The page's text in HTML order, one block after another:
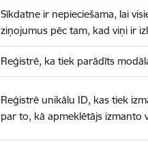
Sīkdatne ir nepieciešama, lai
ziņojumus pēc tam, kad viņi ir
Reģistrē, ka tiek parādīts
Reģistrē unikālu ID, kas tiek
par to, kā apmeklētājs izmanto